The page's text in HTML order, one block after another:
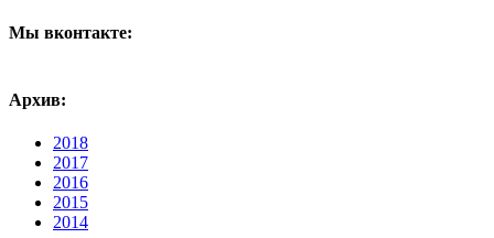
Мы вконтакте:
Архив:
2018
2017
2016
2015
2014